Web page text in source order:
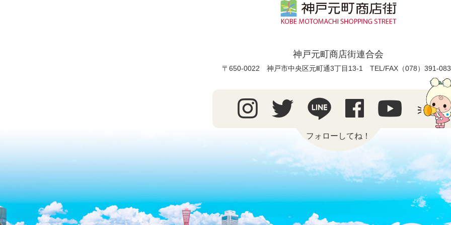
神戸元町商店街連合会
〒650-0022 神戸市中央区元町通3丁目13-1 TEL/FAX（078）391-
フォローしてね！